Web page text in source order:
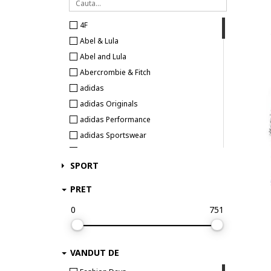
165 - 176 cm
4F
Abel & Lula
Abel and Lula
Abercrombie & Fitch
adidas
adidas Originals
adidas Performance
adidas Sportswear
Agatha Ruiz de la Prada
ARENA
SPORT
PRET
0
751
VANDUT DE